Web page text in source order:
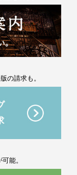
の請求も。
能。